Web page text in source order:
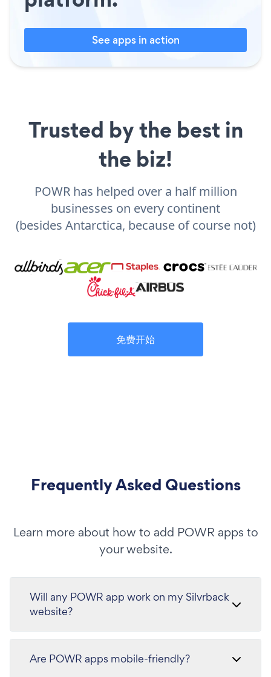
See apps in action
Trusted by the best in
the biz!
POWR has helped over a half million
businesses on every continent
(besides Antarctica, because of course not)
免费开始
Frequently Asked Questions
Learn more about how to add POWR apps to
your website.
Will any POWR app work on my Silvrback
website?
Are POWR apps mobile-friendly?